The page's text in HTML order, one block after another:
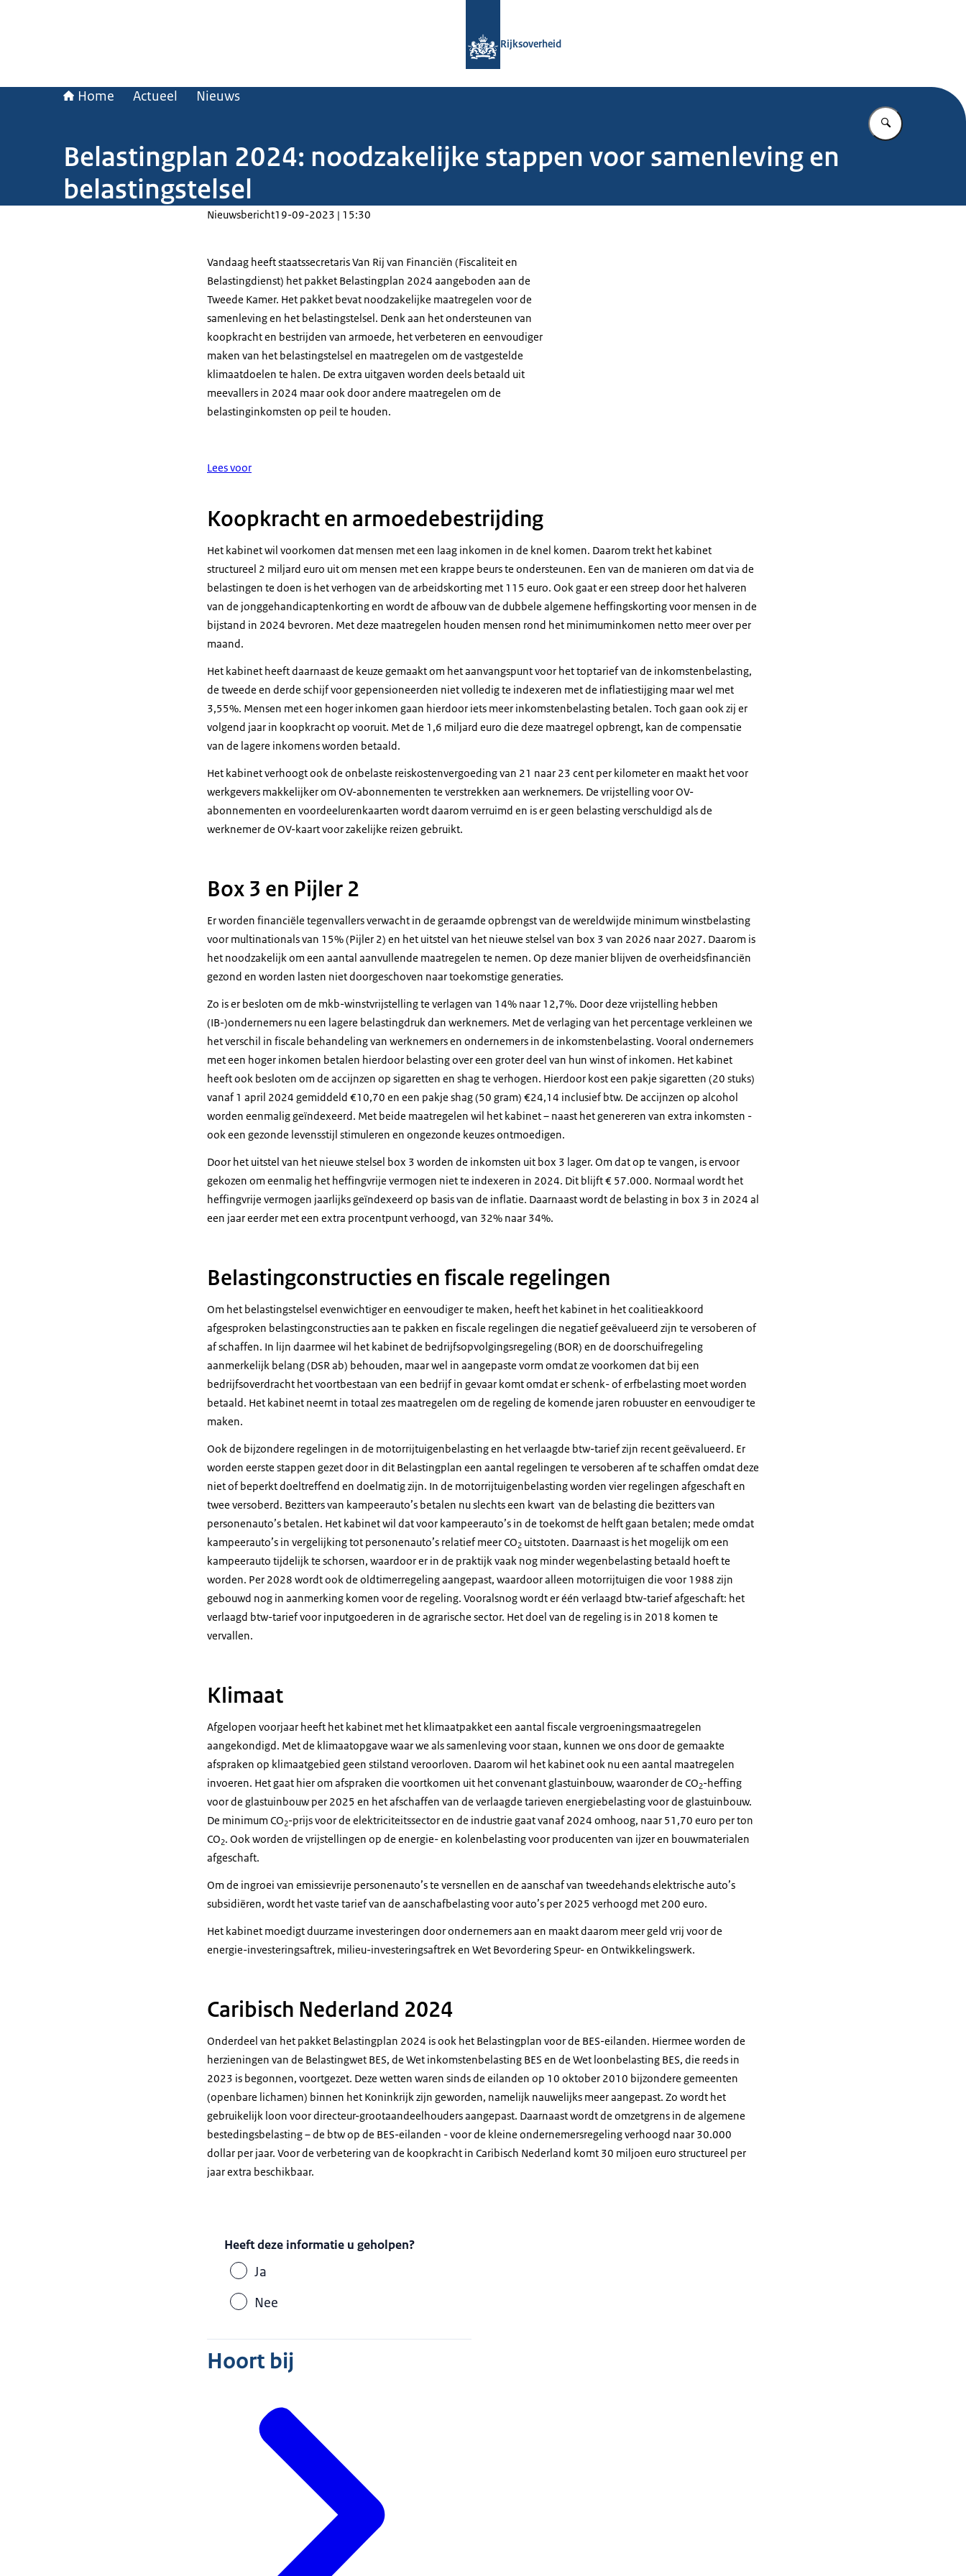
Rijksoverheid
Home Actueel Nieuws
Vul in wat u
Belastingplan 2024: noodzakelijke stappen voor samenleving en
belastingstelsel
Nieuwsbericht19-09-2023 | 15:30
Vandaag heeft staatssecretaris Van Rij van Financiën (Fiscaliteit en
Belastingdienst) het pakket Belastingplan 2024 aangeboden aan de
Tweede Kamer. Het pakket bevat noodzakelijke maatregelen voor de
samenleving en het belastingstelsel. Denk aan het ondersteunen van
koopkracht en bestrijden van armoede, het verbeteren en eenvoudiger
maken van het belastingstelsel en maatregelen om de vastgestelde
klimaatdoelen te halen. De extra uitgaven worden deels betaald uit
meevallers in 2024 maar ook door andere maatregelen om de
belastinginkomsten op peil te houden.
Lees voor
Koopkracht en armoedebestrijding
Het kabinet wil voorkomen dat mensen met een laag inkomen in de knel komen. Daarom trekt het kabinet
structureel 2 miljard euro uit om mensen met een krappe beurs te ondersteunen. Een van de manieren om dat via de
belastingen te doen is het verhogen van de arbeidskorting met 115 euro. Ook gaat er een streep door het halveren
van de jonggehandicaptenkorting en wordt de afbouw van de dubbele algemene heffingskorting voor mensen in de
bijstand in 2024 bevroren. Met deze maatregelen houden mensen rond het minimuminkomen netto meer over per
maand.
Het kabinet heeft daarnaast de keuze gemaakt om het aanvangspunt voor het toptarief van de inkomstenbelasting,
de tweede en derde schijf voor gepensioneerden niet volledig te indexeren met de inflatiestijging maar wel met
3,55%. Mensen met een hoger inkomen gaan hierdoor iets meer inkomstenbelasting betalen. Toch gaan ook zij er
volgend jaar in koopkracht op vooruit. Met de 1,6 miljard euro die deze maatregel opbrengt, kan de compensatie
van de lagere inkomens worden betaald.
Het kabinet verhoogt ook de onbelaste reiskostenvergoeding van 21 naar 23 cent per kilometer en maakt het voor
werkgevers makkelijker om OV-abonnementen te verstrekken aan werknemers. De vrijstelling voor OV-
abonnementen en voordeelurenkaarten wordt daarom verruimd en is er geen belasting verschuldigd als de
werknemer de OV-kaart voor zakelijke reizen gebruikt.
Box 3 en Pijler 2
Er worden financiële tegenvallers verwacht in de geraamde opbrengst van de wereldwijde minimum winstbelasting
voor multinationals van 15% (Pijler 2) en het uitstel van het nieuwe stelsel van box 3 van 2026 naar 2027. Daarom is
het noodzakelijk om een aantal aanvullende maatregelen te nemen. Op deze manier blijven de overheidsfinanciën
gezond en worden lasten niet doorgeschoven naar toekomstige generaties.
Zo is er besloten om de mkb-winstvrijstelling te verlagen van 14% naar 12,7%. Door deze vrijstelling hebben
(IB-)ondernemers nu een lagere belastingdruk dan werknemers. Met de verlaging van het percentage verkleinen we
het verschil in fiscale behandeling van werknemers en ondernemers in de inkomstenbelasting. Vooral ondernemers
met een hoger inkomen betalen hierdoor belasting over een groter deel van hun winst of inkomen. Het kabinet
heeft ook besloten om de accijnzen op sigaretten en shag te verhogen. Hierdoor kost een pakje sigaretten (20 stuks)
vanaf 1 april 2024 gemiddeld €10,70 en een pakje shag (50 gram) €24,14 inclusief btw. De accijnzen op alcohol
worden eenmalig geïndexeerd. Met beide maatregelen wil het kabinet – naast het genereren van extra inkomsten -
ook een gezonde levensstijl stimuleren en ongezonde keuzes ontmoedigen.
Door het uitstel van het nieuwe stelsel box 3 worden de inkomsten uit box 3 lager. Om dat op te vangen, is ervoor
gekozen om eenmalig het heffingvrije vermogen niet te indexeren in 2024. Dit blijft € 57.000. Normaal wordt het
heffingvrije vermogen jaarlijks geïndexeerd op basis van de inflatie. Daarnaast wordt de belasting in box 3 in 2024 al
een jaar eerder met een extra procentpunt verhoogd, van 32% naar 34%.
Belastingconstructies en fiscale regelingen
Om het belastingstelsel evenwichtiger en eenvoudiger te maken, heeft het kabinet in het coalitieakkoord
afgesproken belastingconstructies aan te pakken en fiscale regelingen die negatief geëvalueerd zijn te versoberen of
af schaffen. In lijn daarmee wil het kabinet de bedrijfsopvolgingsregeling (BOR) en de doorschuifregeling
aanmerkelijk belang (DSR ab) behouden, maar wel in aangepaste vorm omdat ze voorkomen dat bij een
bedrijfsoverdracht het voortbestaan van een bedrijf in gevaar komt omdat er schenk- of erfbelasting moet worden
betaald. Het kabinet neemt in totaal zes maatregelen om de regeling de komende jaren robuuster en eenvoudiger te
maken.
Ook de bijzondere regelingen in de motorrijtuigenbelasting en het verlaagde btw-tarief zijn recent geëvalueerd. Er
worden eerste stappen gezet door in dit Belastingplan een aantal regelingen te versoberen af te schaffen omdat deze
niet of beperkt doeltreffend en doelmatig zijn. In de motorrijtuigenbelasting worden vier regelingen afgeschaft en
twee versoberd. Bezitters van kampeerauto’s betalen nu slechts een kwart van de belasting die bezitters van
personenauto’s betalen. Het kabinet wil dat voor kampeerauto’s in de toekomst de helft gaan betalen; mede omdat
kampeerauto’s in vergelijking tot personenauto’s relatief meer CO2 uitstoten. Daarnaast is het mogelijk om een
kampeerauto tijdelijk te schorsen, waardoor er in de praktijk vaak nog minder wegenbelasting betaald hoeft te
worden. Per 2028 wordt ook de oldtimerregeling aangepast, waardoor alleen motorrijtuigen die voor 1988 zijn
gebouwd nog in aanmerking komen voor de regeling. Vooralsnog wordt er één verlaagd btw-tarief afgeschaft: het
verlaagd btw-tarief voor inputgoederen in de agrarische sector. Het doel van de regeling is in 2018 komen te
vervallen.
Klimaat
Afgelopen voorjaar heeft het kabinet met het klimaatpakket een aantal fiscale vergroeningsmaatregelen
aangekondigd. Met de klimaatopgave waar we als samenleving voor staan, kunnen we ons door de gemaakte
afspraken op klimaatgebied geen stilstand veroorloven. Daarom wil het kabinet ook nu een aantal maatregelen
invoeren. Het gaat hier om afspraken die voortkomen uit het convenant glastuinbouw, waaronder de CO2-heffing
voor de glastuinbouw per 2025 en het afschaffen van de verlaagde tarieven energiebelasting voor de glastuinbouw.
De minimum CO2-prijs voor de elektriciteitssector en de industrie gaat vanaf 2024 omhoog, naar 51,70 euro per ton
CO2. Ook worden de vrijstellingen op de energie- en kolenbelasting voor producenten van ijzer en bouwmaterialen
afgeschaft.
Om de ingroei van emissievrije personenauto’s te versnellen en de aanschaf van tweedehands elektrische auto’s
subsidiëren, wordt het vaste tarief van de aanschafbelasting voor auto’s per 2025 verhoogd met 200 euro.
Het kabinet moedigt duurzame investeringen door ondernemers aan en maakt daarom meer geld vrij voor de
energie-investeringsaftrek, milieu-investeringsaftrek en Wet Bevordering Speur- en Ontwikkelingswerk.
Caribisch Nederland 2024
Onderdeel van het pakket Belastingplan 2024 is ook het Belastingplan voor de BES-eilanden. Hiermee worden de
herzieningen van de Belastingwet BES, de Wet inkomstenbelasting BES en de Wet loonbelasting BES, die reeds in
2023 is begonnen, voortgezet. Deze wetten waren sinds de eilanden op 10 oktober 2010 bijzondere gemeenten
(openbare lichamen) binnen het Koninkrijk zijn geworden, namelijk nauwelijks meer aangepast. Zo wordt het
gebruikelĳk loon voor directeur-grootaandeelhouders aangepast. Daarnaast wordt de omzetgrens in de algemene
bestedingsbelasting – de btw op de BES-eilanden - voor de kleine ondernemersregeling verhoogd naar 30.000
dollar per jaar. Voor de verbetering van de koopkracht in Caribisch Nederland komt 30 miljoen euro structureel per
jaar extra beschikbaar.
Heeft deze informatie u geholpen?
Ja
Nee
Hoort bij